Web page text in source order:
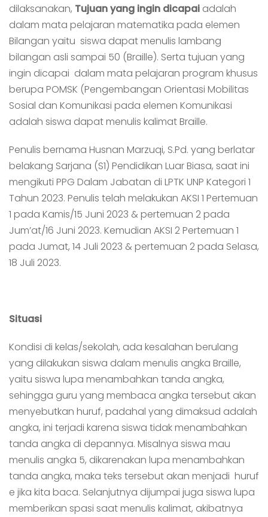
dilaksanakan, Tujuan yang ingin dicapai adalah
dalam mata pelajaran matematika pada elemen
Bilangan yaitu siswa dapat menulis lambang
bilangan asli sampai 50 (Braille). Serta tujuan yang
ingin dicapai dalam mata pelajaran program khusus
berupa POMSK (Pengembangan Orientasi Mobilitas
Sosial dan Komunikasi pada elemen Komunikasi
adalah siswa dapat menulis kalimat Braille.
Penulis bernama Husnan Marzuqi, S.Pd. yang berlatar
belakang Sarjana (S1) Pendidikan Luar Biasa, saat ini
mengikuti PPG Dalam Jabatan di LPTK UNP Kategori 1
Tahun 2023. Penulis telah melakukan AKSI 1 Pertemuan
1 pada Kamis/15 Juni 2023 & pertemuan 2 pada
Jum’at/16 Juni 2023. Kemudian AKSI 2 Pertemuan 1
pada Jumat, 14 Juli 2023 & pertemuan 2 pada Selasa,
18 Juli 2023.
Situasi
Kondisi di kelas/sekolah, ada kesalahan berulang
yang dilakukan siswa dalam menulis angka Braille,
yaitu siswa lupa menambahkan tanda angka,
sehingga guru yang membaca angka tersebut akan
menyebutkan huruf, padahal yang dimaksud adalah
angka, ini terjadi karena siswa tidak menambahkan
tanda angka di depannya. Misalnya siswa mau
menulis angka 5, dikarenakan lupa menambahkan
tanda angka, maka teks tersebut akan menjadi huruf
e jika kita baca. Selanjutnya dijumpai juga siswa lupa
memberikan spasi saat menulis kalimat, akibatnya